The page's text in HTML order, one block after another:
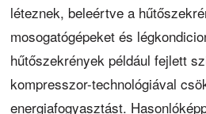
léteznek, beleértve a
mosogatógépeket és
hűtőszekrények például fejlett
kompresszor-technológiával
energiafogyasztást.